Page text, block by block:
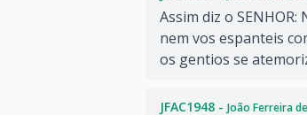
Assim diz o
nem vos espanteis
os gentios se
JFAC1948 - João Ferreira